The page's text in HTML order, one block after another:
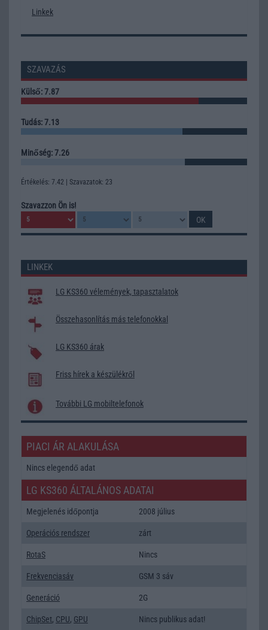
Linkek
SZAVAZÁS
Külső: 7.87
Tudás: 7.13
Minőség: 7.26
Értékelés: 7.42 | Szavazatok: 23
Szavazzon Ön is!
LINKEK
LG KS360 vélemények, tapasztalatok
Összehasonlítás más telefonokkal
LG KS360 árak
Friss hírek a készülékről
További LG mobiltelefonok
PIACI ÁR ALAKULÁSA
Nincs elegendő adat
LG KS360 ÁLTALÁNOS ADATAI
Megjelenés időpontja 2008 július
Operációs rendszer zárt
RotaS Nincs
Frekvenciasáv GSM 3 sáv
Generáció 2G
ChipSet, CPU, GPU Nincs publikus adat!